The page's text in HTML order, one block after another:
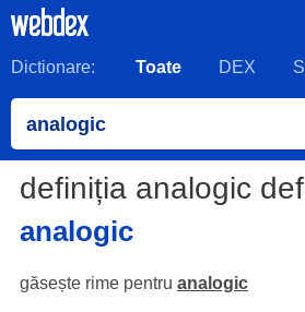
Dictionare: Toate DEX
definiția analogic
analogic
găsește rime pentru analogic